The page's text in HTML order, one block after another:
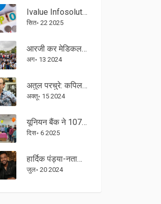
Ivalue Infosolutions IPO: सब्सक्रिप्शन समाप्त, 100% ऑफ़र फॉर सेल से पूरी बुकिंग
सित॰ 22 2025
आरजी कर मेडिकल कॉलेज के प्रिंसिपल के इस्तीफे के बीच, जूनियर डॉक्टर की हत्या और दुष्कर्म मामले में सीबीआई जांच की मांग
अग॰ 13 2024
अतुल परचुरे: कपिल शर्मा शो के मशहूर सितारे का निधन, हास्य जगत में शून्य
अक्तू॰ 15 2024
यूनियन बैंक ने 107वीं स्थापना दिवस पर लॉन्च किया यूनियन ईबिज़ ऐप और 51 नए शाखाएं
दिस॰ 6 2025
हार्दिक पंड्या-नताशा स्टांकोविक तलाक: 70% संपत्ति की मांग सहित अफवाहों का क्या है सच?
जुल॰ 20 2024